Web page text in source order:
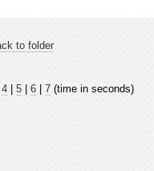
to folder
4 5 6 7 (time in seconds)